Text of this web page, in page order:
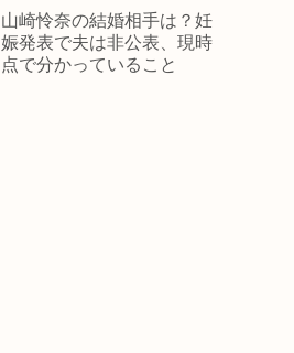
山崎怜奈の結婚相手は？妊
娠発表で夫は非公表、現時
点で分かっていること